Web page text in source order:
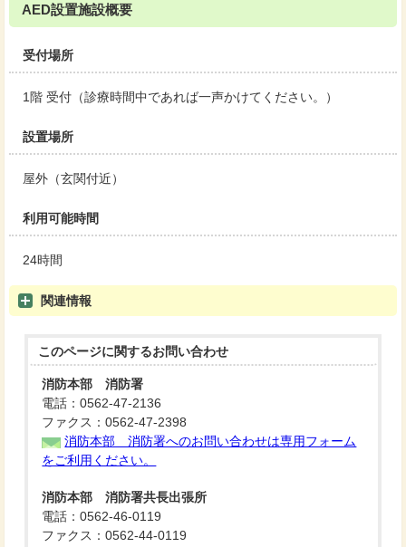
AED設置施設概要
受付場所
1階 受付（診療時間中であれば一声かけてください。）
設置場所
屋外（玄関付近）
利用可能時間
24時間
関連情報
このページに関するお問い合わせ
消防本部 消防署
電話：0562-47-2136
ファクス：0562-47-2398
消防本部 消防署へのお問い合わせは専用フォーム
をご利用ください。
消防本部 消防署共長出張所
電話：0562-46-0119
ファクス：0562-44-0119